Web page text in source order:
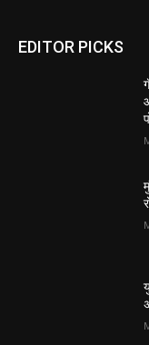
EDITOR PICKS